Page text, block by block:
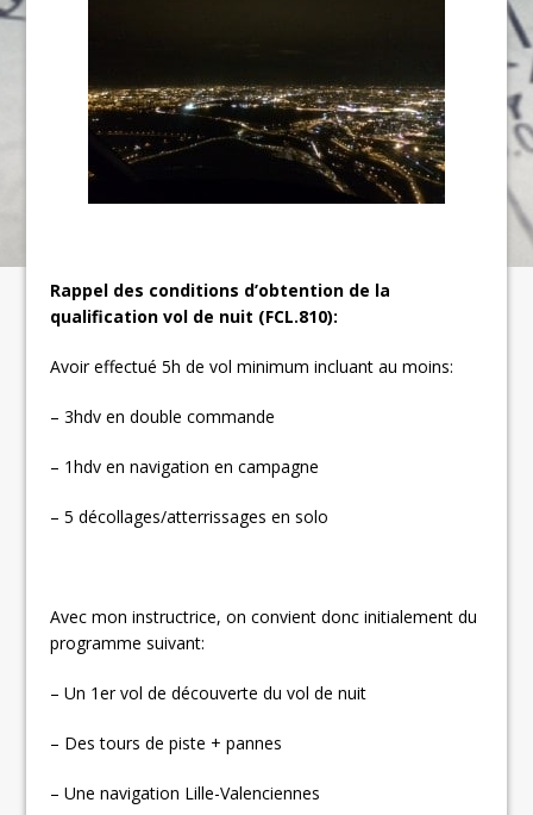
Rappel des conditions d’obtention de la
qualification vol de nuit (FCL.810):
Avoir effectué 5h de vol minimum incluant au moins:
– 3hdv en double commande
– 1hdv en navigation en campagne
– 5 décollages/atterrissages en solo
Avec mon instructrice, on convient donc initialement du
programme suivant:
– Un 1er vol de découverte du vol de nuit
– Des tours de piste + pannes
– Une navigation Lille-Valenciennes